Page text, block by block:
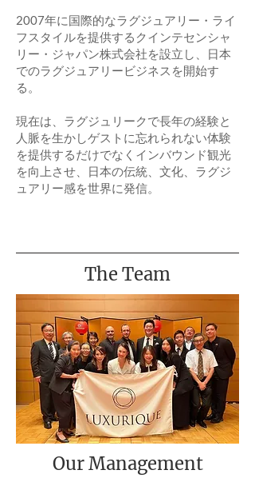
2007年に国際的なラグジュアリー・ライ
フスタイルを提供するクインテセンシャ
リー・ジャパン株式会社を設立し、日本
でのラグジュアリービジネスを開始す
る。
現在は、ラグジュリークで長年の経験と
人脈を生かしゲストに忘れられない体験
を提供するだけでなくインバウンド観光
を向上させ、日本の伝統、文化、ラグジ
ュアリー感を世界に発信。
The Team
Our Management